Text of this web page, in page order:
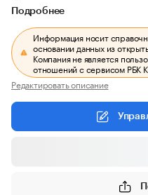
Подробнее
Информация носит
основании данных из
Компания не является
отношений с сервисом РБК
Редактировать описание